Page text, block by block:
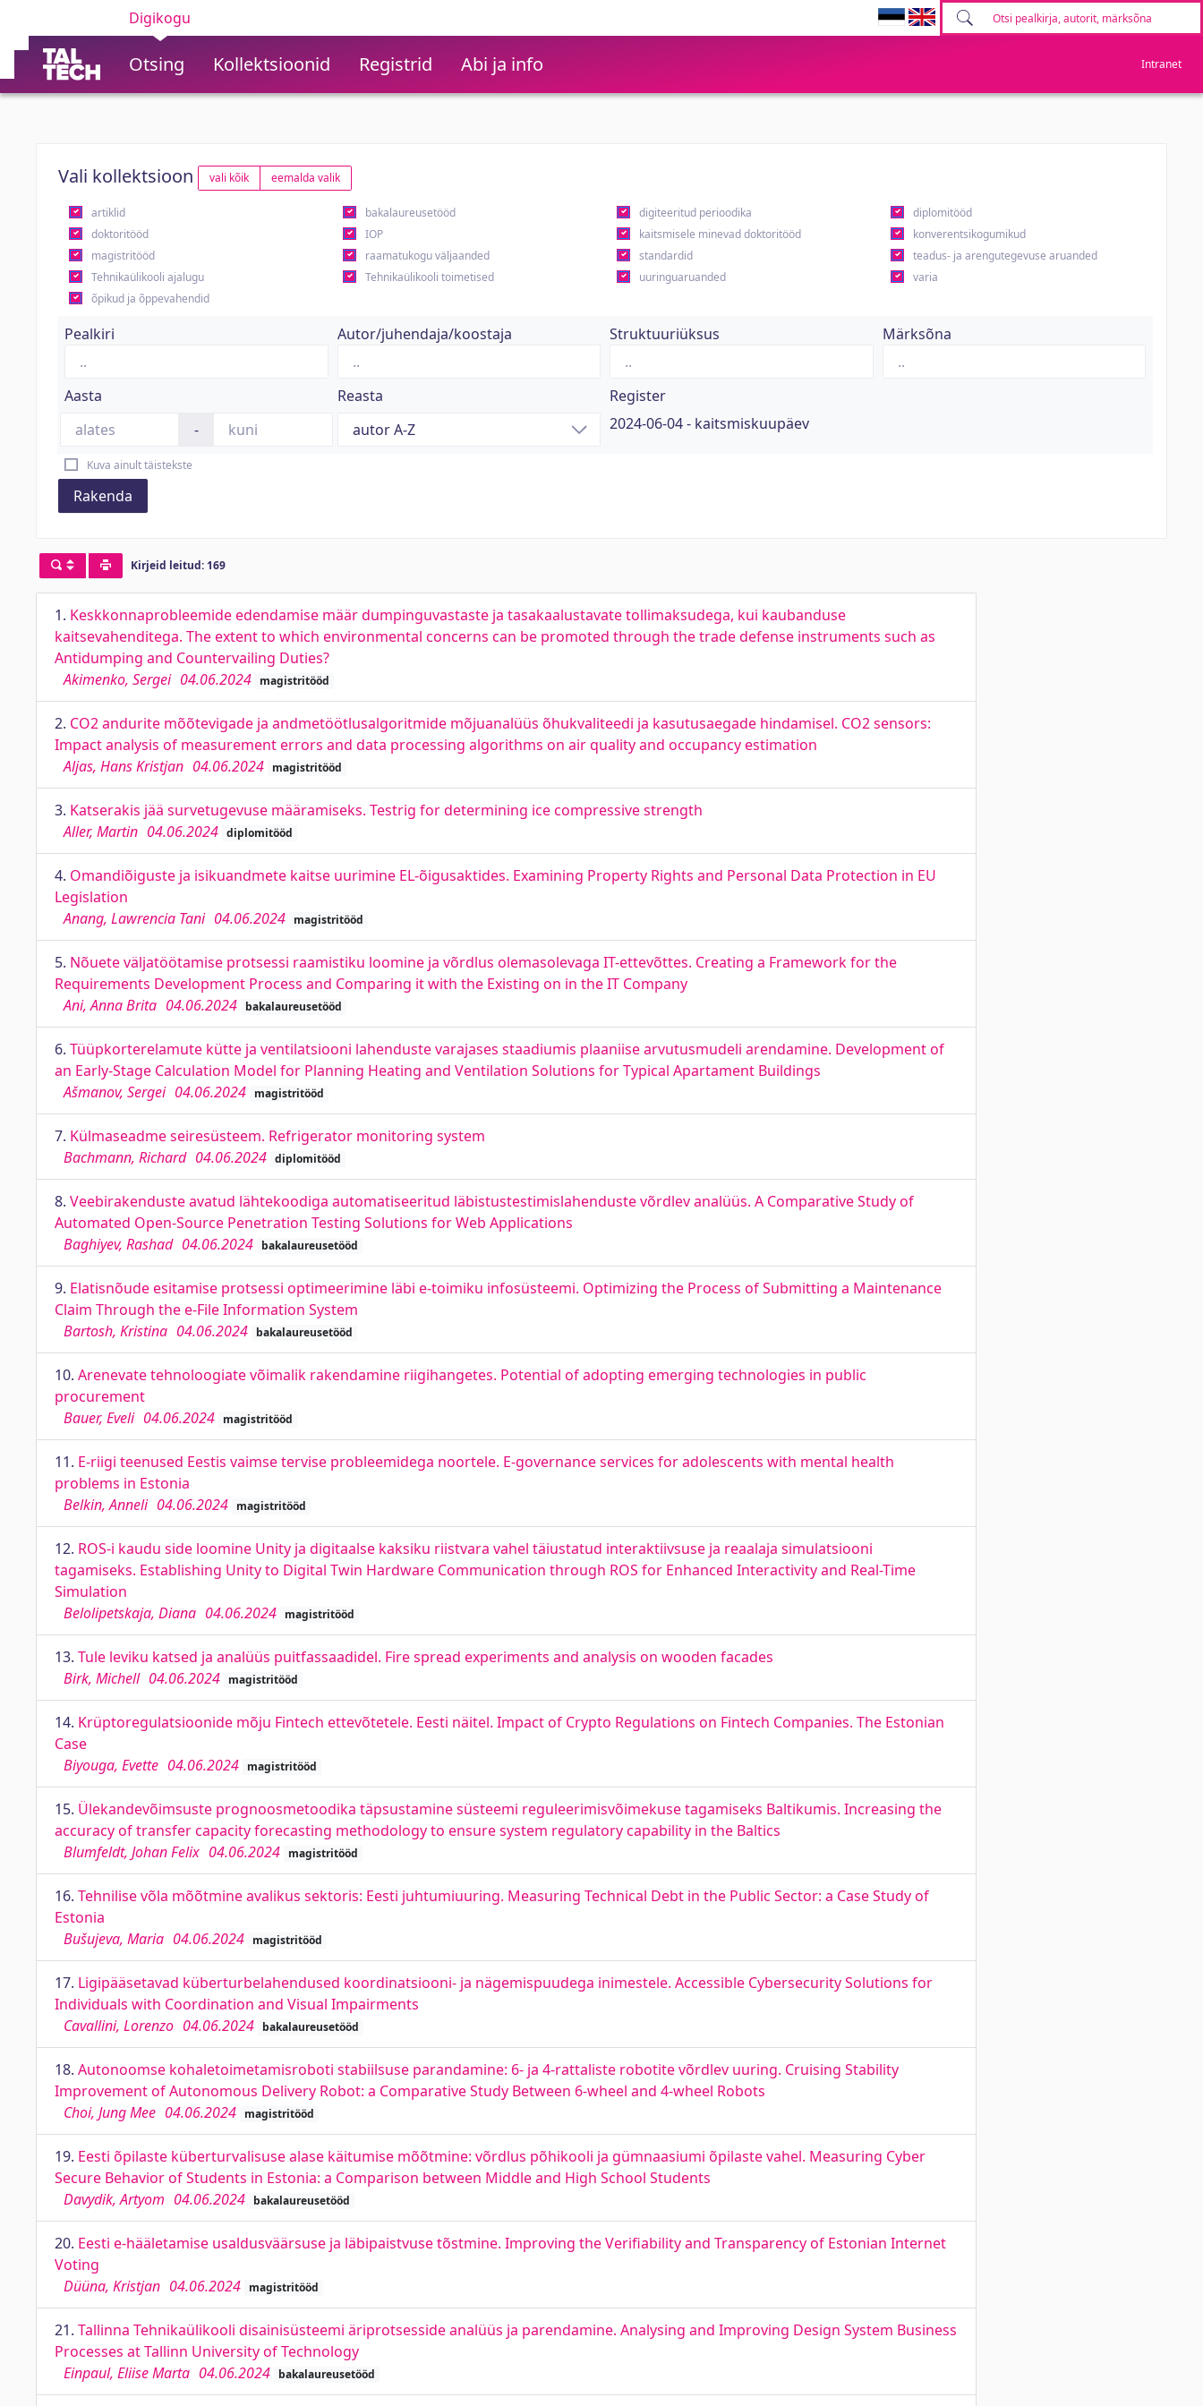
Digikogu
Otsing Kollektsioonid Registrid Abi ja info Intranet
Vali kollektsioon vali kõik eemalda valik
artiklid bakalaureusetööd digiteeritud perioodika
diplomitööd
doktoritööd
IOP kaitsmisele minevad doktoritööd
konverentsikogumikud
magistritööd
raamatukogu väljaanded standardid
teadus- ja arengutegevuse aruanded
Tehnikaülikooli ajalugu
Tehnikaülikooli toimetised uuringuaruanded
varia
õpikud ja õppevahendid
Pealkiri Autor/juhendaja/koostaja Struktuuriüksus Märksõna
Aasta
-
Reasta
Register
2024-06-04 - kaitsmiskuupäev
Kuva ainult täistekste
Rakenda
Kirjeid leitud: 169
1. Keskkonnaprobleemide edendamise määr dumpinguvastaste ja tasakaalustavate tollimaksudega, kui kaubanduse
kaitsevahenditega. The extent to which environmental concerns can be promoted through the trade defense instruments such as
Antidumping and Countervailing Duties?
Akimenko, Sergei 04.06.2024 magistritööd
2. CO2 andurite mõõtevigade ja andmetöötlusalgoritmide mõjuanalüüs õhukvaliteedi ja kasutusaegade hindamisel. CO2 sensors:
Impact analysis of measurement errors and data processing algorithms on air quality and occupancy estimation
Aljas, Hans Kristjan 04.06.2024 magistritööd
3. Katserakis jää survetugevuse määramiseks. Testrig for determining ice compressive strength
Aller, Martin 04.06.2024 diplomitööd
4. Omandiõiguste ja isikuandmete kaitse uurimine EL-õigusaktides. Examining Property Rights and Personal Data Protection in EU
Legislation
Anang, Lawrencia Tani 04.06.2024 magistritööd
5. Nõuete väljatöötamise protsessi raamistiku loomine ja võrdlus olemasolevaga IT-ettevõttes. Creating a Framework for the
Requirements Development Process and Comparing it with the Existing on in the IT Company
Ani, Anna Brita 04.06.2024 bakalaureusetööd
6. Tüüpkorterelamute kütte ja ventilatsiooni lahenduste varajases staadiumis plaaniise arvutusmudeli arendamine. Development of
an Early-Stage Calculation Model for Planning Heating and Ventilation Solutions for Typical Apartament Buildings
Ašmanov, Sergei 04.06.2024 magistritööd
7. Külmaseadme seiresüsteem. Refrigerator monitoring system
Bachmann, Richard 04.06.2024 diplomitööd
8. Veebirakenduste avatud lähtekoodiga automatiseeritud läbistustestimislahenduste võrdlev analüüs. A Comparative Study of
Automated Open-Source Penetration Testing Solutions for Web Applications
Baghiyev, Rashad 04.06.2024 bakalaureusetööd
9. Elatisnõude esitamise protsessi optimeerimine läbi e-toimiku infosüsteemi. Optimizing the Process of Submitting a Maintenance
Claim Through the e-File Information System
Bartosh, Kristina 04.06.2024 bakalaureusetööd
10. Arenevate tehnoloogiate võimalik rakendamine riigihangetes. Potential of adopting emerging technologies in public
procurement
Bauer, Eveli 04.06.2024 magistritööd
11. E-riigi teenused Eestis vaimse tervise probleemidega noortele. E-governance services for adolescents with mental health
problems in Estonia
Belkin, Anneli 04.06.2024 magistritööd
12. ROS-i kaudu side loomine Unity ja digitaalse kaksiku riistvara vahel täiustatud interaktiivsuse ja reaalaja simulatsiooni
tagamiseks. Establishing Unity to Digital Twin Hardware Communication through ROS for Enhanced Interactivity and Real-Time
Simulation
Belolipetskaja, Diana 04.06.2024 magistritööd
13. Tule leviku katsed ja analüüs puitfassaadidel. Fire spread experiments and analysis on wooden facades
Birk, Michell 04.06.2024 magistritööd
14. Krüptoregulatsioonide mõju Fintech ettevõtetele. Eesti näitel. Impact of Crypto Regulations on Fintech Companies. The Estonian
Case
Biyouga, Evette 04.06.2024 magistritööd
15. Ülekandevõimsuste prognoosmetoodika täpsustamine süsteemi reguleerimisvõimekuse tagamiseks Baltikumis. Increasing the
accuracy of transfer capacity forecasting methodology to ensure system regulatory capability in the Baltics
Blumfeldt, Johan Felix 04.06.2024 magistritööd
16. Tehnilise võla mõõtmine avalikus sektoris: Eesti juhtumiuuring. Measuring Technical Debt in the Public Sector: a Case Study of
Estonia
Bušujeva, Maria 04.06.2024 magistritööd
17. Ligipääsetavad küberturbelahendused koordinatsiooni- ja nägemispuudega inimestele. Accessible Cybersecurity Solutions for
Individuals with Coordination and Visual Impairments
Cavallini, Lorenzo 04.06.2024 bakalaureusetööd
18. Autonoomse kohaletoimetamisroboti stabiilsuse parandamine: 6- ja 4-rattaliste robotite võrdlev uuring. Cruising Stability
Improvement of Autonomous Delivery Robot: a Comparative Study Between 6-wheel and 4-wheel Robots
Choi, Jung Mee 04.06.2024 magistritööd
19. Eesti õpilaste küberturvalisuse alase käitumise mõõtmine: võrdlus põhikooli ja gümnaasiumi õpilaste vahel. Measuring Cyber
Secure Behavior of Students in Estonia: a Comparison between Middle and High School Students
Davydik, Artyom 04.06.2024 bakalaureusetööd
20. Eesti e-hääletamise usaldusväärsuse ja läbipaistvuse tõstmine. Improving the Verifiability and Transparency of Estonian Internet
Voting
Düüna, Kristjan 04.06.2024 magistritööd
21. Tallinna Tehnikaülikooli disainisüsteemi äriprotsesside analüüs ja parendamine. Analysing and Improving Design System Business
Processes at Tallinn University of Technology
Einpaul, Eliise Marta 04.06.2024 bakalaureusetööd